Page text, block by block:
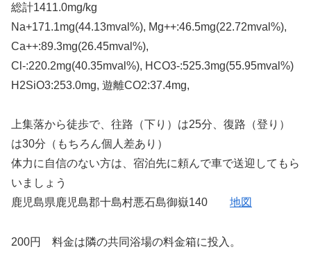
総計1411.0mg/kg
Na+171.1mg(44.13mval%), Mg++:46.5mg(22.72mval%),
Ca++:89.3mg(26.45mval%),
Cl-:220.2mg(40.35mval%), HCO3-:525.3mg(55.95mval%)
H2SiO3:253.0mg, 遊離CO2:37.4mg,
上集落から徒歩で、往路（下り）は25分、復路（登り）
は30分（もちろん個人差あり）
体力に自信のない方は、宿泊先に頼んで車で送迎してもら
いましょう
鹿児島県鹿児島郡十島村悪石島御嶽140 地図
200円 料金は隣の共同浴場の料金箱に投入。